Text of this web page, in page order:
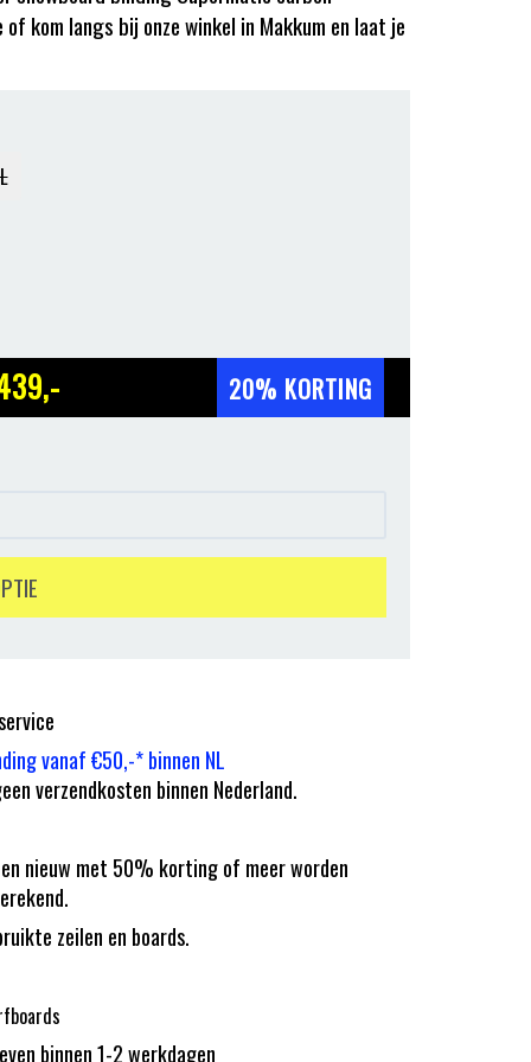
of kom langs bij onze winkel in Makkum en laat je
,- 20% KORTING
vanaf €50,-* binnen NL
verzendkosten binnen Nederland.
nieuw met 50% korting of meer worden
zeilen en boards.
binnen 1-2 werkdagen